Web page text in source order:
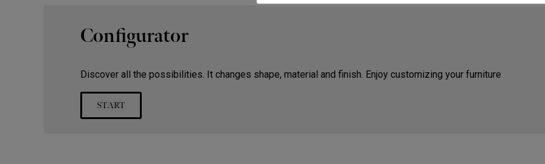
Configurator
Discover all the possibilities. It changes shape, material and finish. Enjoy customizing your furniture
START